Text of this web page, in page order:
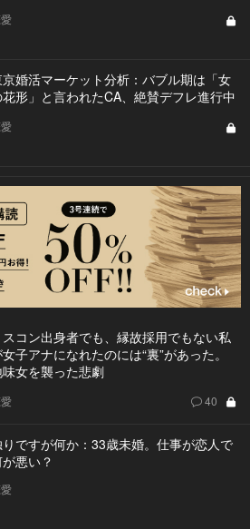
婚活マーケット分析：バブル期は「女
形」と言われたCA、絶賛デフレ進行中
スコン出身者でも、縁故採用でもない私
子アナになれたのには“裏”があった。
女を襲った悲劇
40
ですが何か：33歳未婚。仕事が恋人で
悪い？